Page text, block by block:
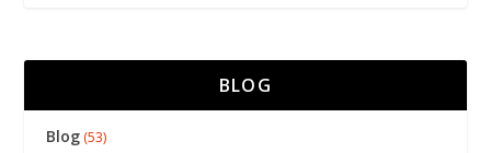
BLOG
Blog (53)